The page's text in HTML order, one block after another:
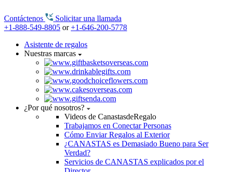
Contáctenos
Solicitar una llamada
+1-888-549-8805 or+1-646-200-5778
Asistente de regalos
Nuestras marcas
¿Por qué nosotros?
Videos de CanastasdeRegalo
Trabajamos en Conectar Personas
Cómo Enviar Regalos al Exterior
¿CANASTAS es Demasiado Bueno para Ser
Verdad?
Servicios de CANASTAS explicados por el